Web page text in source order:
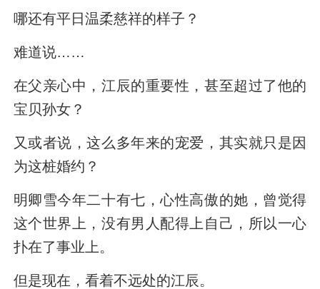
哪还有平日温柔慈祥的样子？
难道说……
在父亲心中，江辰的重要性，甚至超过了他的
宝贝孙女？
又或者说，这么多年来的宠爱，其实就只是因
为这桩婚约？
明卿雪今年二十有七，心性高傲的她，曾觉得
这个世界上，没有男人配得上自己，所以一心
扑在了事业上。
但是现在，看着不远处的江辰。